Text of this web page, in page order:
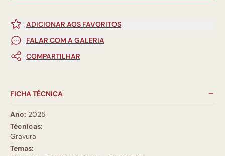
ADICIONAR AOS FAVORITOS
FALAR COM A GALERIA
COMPARTILHAR
FICHA TÉCNICA
Ano: 2025
Técnicas:
Gravura
Temas: